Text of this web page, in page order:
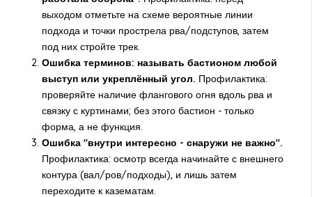
выходом отметьте на схеме вероятные линии
подхода и точки прострела рва/подступов, затем
под них стройте трек.
Ошибка терминов: называть бастионом любой
выступ или укреплённый угол. Профилактика:
проверяйте наличие флангового огня вдоль рва и
связку с куртинами; без этого бастион - только
форма, а не функция.
Ошибка "внутри интересно - снаружи не важно".
Профилактика: осмотр всегда начинайте с внешнего
контура (вал/ров/подходы), и лишь затем
переходите к казематам.